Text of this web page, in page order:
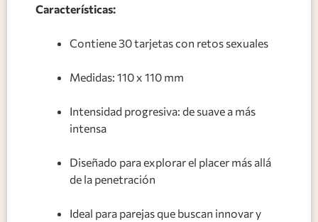
Características:
Contiene 30 tarjetas con retos sexuales
Medidas: 110 x 110 mm
Intensidad progresiva: de suave a más
intensa
Diseñado para explorar el placer más allá
de la penetración
Ideal para parejas que buscan innovar y